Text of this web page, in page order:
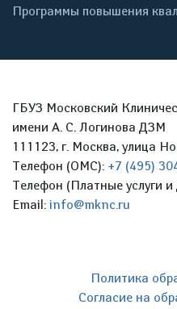
Программы повышения
ГБУЗ Московский
имени А. С. Логинова ДЗМ
111123, г. Москва, улица
Телефон (ОМС): +7 (495)
Телефон (Платные услуги
Email: info@mknc.ru
Политика
Согласие на